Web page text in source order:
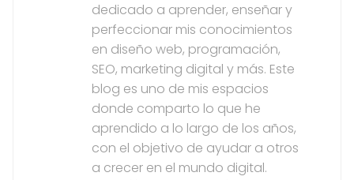
dedicado a aprender, enseñar y
perfeccionar mis conocimientos
en diseño web, programación,
SEO, marketing digital y más. Este
blog es uno de mis espacios
donde comparto lo que he
aprendido a lo largo de los años,
con el objetivo de ayudar a otros
a crecer en el mundo digital.